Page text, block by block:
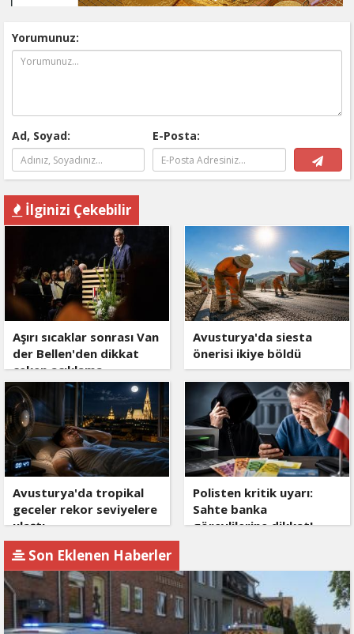
Yorumunuz:
Ad, Soyad: E-Posta:
İlginizi Çekebilir
Aşırı sıcaklar sonrası Van
der Bellen'den dikkat
çeken açıklama
Avusturya'da siesta
önerisi ikiye böldü
Avusturya'da tropikal
geceler rekor seviyelere
ulaştı
Polisten kritik uyarı:
Sahte banka
görevlilerine dikkat!
Son Eklenen Haberler